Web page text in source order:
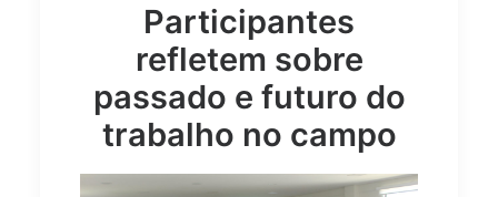
Participantes
refletem sobre
passado e futuro do
trabalho no campo